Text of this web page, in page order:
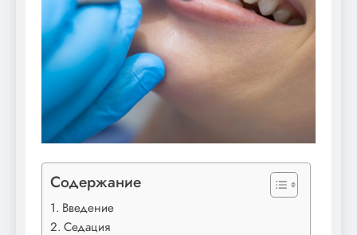
Содержание
Введение
Седация